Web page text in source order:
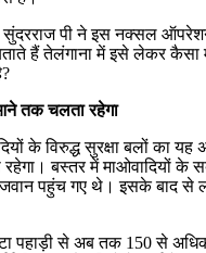
पी ने इस नक्सल
हैं तेलंगाना में इसे लेकर कैसा
तक चलता रहेगा
के विरुद्ध सुरक्षा बलों का यह
बस्तर में माओवादियों के
पहुंच गए थे। इसके बाद से
पहाड़ी से अब तक 150 से